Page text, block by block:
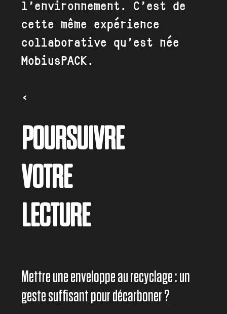
l’environnement. C’est de
cette même expérience
collaborative qu’est née
MobiusPACK.
«
POURSUIVRE
VOTRE
LECTURE
Mettre une enveloppe au recyclage : un
geste suffisant pour décarboner ?